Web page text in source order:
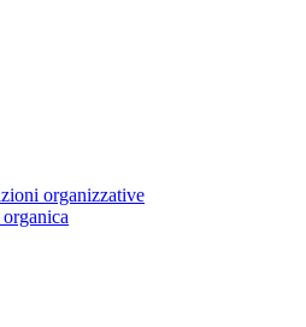
organizzative